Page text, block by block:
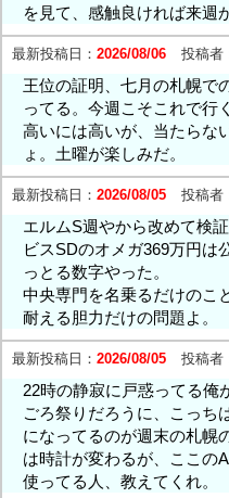
を見て、感触良ければ来週
最新投稿日： 2026/08/06 投稿者
王位の証明、七月の札幌で
ってる。今週こそこれで行
高いには高いが、当たらな
ょ。土曜が楽しみだ。
最新投稿日： 2026/08/05 投稿者
エルムS週やから改めて検
ビスSDのオメガ369万円は
っとる数字やった。
中央専門を名乗るだけのこ
耐える胆力だけの問題よ。
最新投稿日： 2026/08/05 投稿者
22時の静寂に戸惑ってる俺
ごろ祭りだろうに、こっち
になってるのが週末の札幌
は時計が変わるが、ここの
使ってる人、教えてくれ。